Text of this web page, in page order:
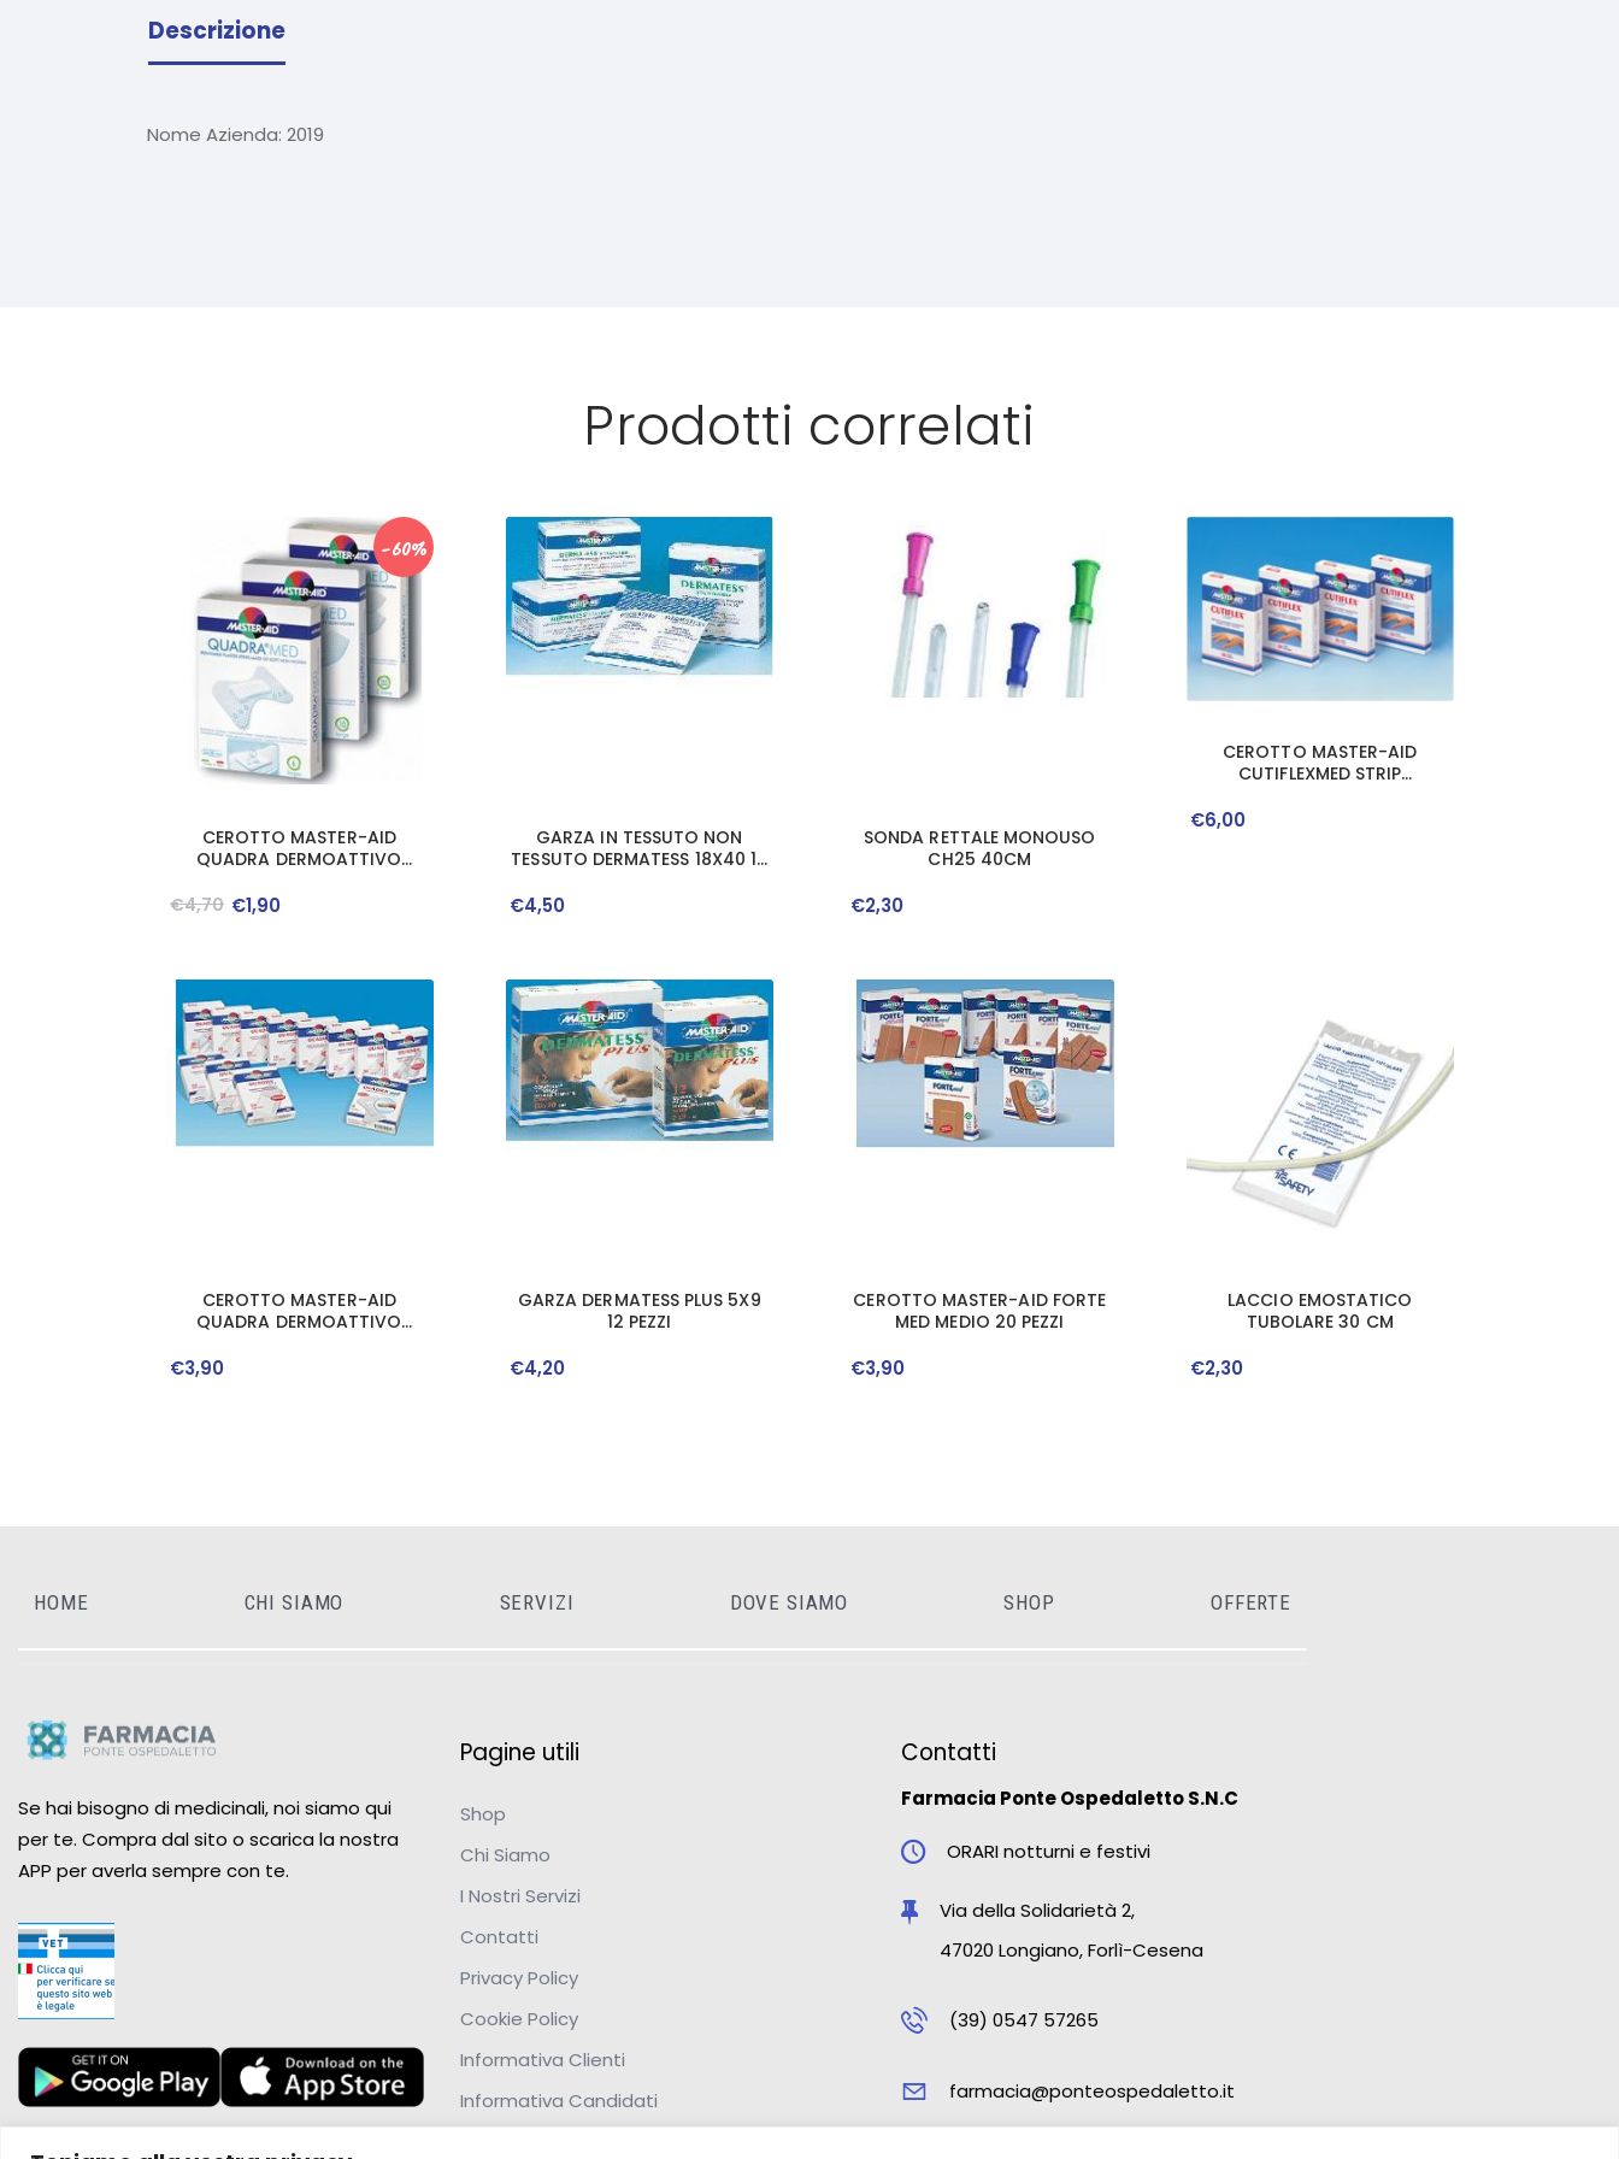
Descrizione
Nome Azienda: 2019
Prodotti correlati
-60%
CEROTTO MASTER-AID
QUADRA DERMOATTIVO
€4,70 €1,90
GARZA IN TESSUTO NON
TESSUTO DERMATESS 18X40 12
€4,50
SONDA RETTALE MONOUSO
CH25 40CM
€2,30
CEROTTO MASTER-AID
CUTIFLEXMED STRIP
SUPPORTO IN POLIURETANO 4
€6,00
CEROTTO MASTER-AID
QUADRA DERMOATTIVO
€3,90
GARZA DERMATESS PLUS 5X9
12 PEZZI
€4,20
CEROTTO MASTER-AID FORTE
MED MEDIO 20 PEZZI
€3,90
LACCIO EMOSTATICO
TUBOLARE 30 CM
€2,30
HOME CHI SIAMO SERVIZI DOVE SIAMO SHOP OFFERTE
Se hai bisogno di medicinali, noi siamo qui
per te. Compra dal sito o scarica la nostra
APP per averla sempre con te.
Pagine utili
Shop
Chi Siamo
I Nostri Servizi
Contatti
Privacy Policy
Cookie Policy
Informativa Clienti
Informativa Candidati
Contatti
Farmacia Ponte Ospedaletto S.N.C
ORARI notturni e festivi
Via della Solidarietà 2,
47020 Longiano, Forlì-Cesena
(39) 0547 57265
farmacia@ponteospedaletto.it